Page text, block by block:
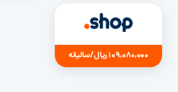
109,080,000 ریال/سالیانه